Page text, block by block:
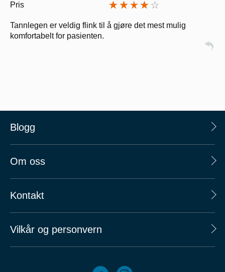
Pris
Tannlegen er veldig flink til å gjøre det mest mulig
komfortabelt for pasienten.
Blogg
Om oss
Kontakt
Vilkår og personvern